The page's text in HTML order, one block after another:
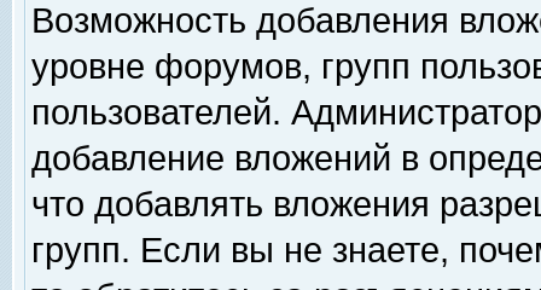
Возможность добавления
уровне форумов, групп
пользователей.
добавление вложений в
что добавлять вложения
групп. Если вы не знаете,